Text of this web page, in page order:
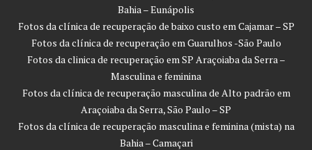
Bahia – Eunápolis
Fotos da clínica de recuperação de baixo custo em Cajamar – SP
Fotos da clínica de recuperação em Guarulhos -São Paulo
Fotos da clinica de recuperação em SP Araçoiaba da Serra –
Masculina e feminina
Fotos da clínica de recuperação masculina de Alto padrão em
Araçoiaba da Serra, São Paulo – SP
Fotos da clínica de recuperação masculina e feminina (mista) na
Bahia – Camaçari